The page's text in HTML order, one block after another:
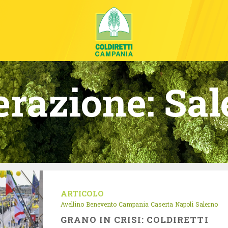
ARTICOLO
Avellino Benevento Campania Caserta Napoli Salerno
GRANO IN CRISI: COLDIRETTI